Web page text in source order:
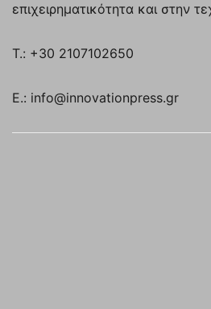
επιχειρηματικότητα και στην
T.: +30 2107102650
E.: info@innovationpress.gr